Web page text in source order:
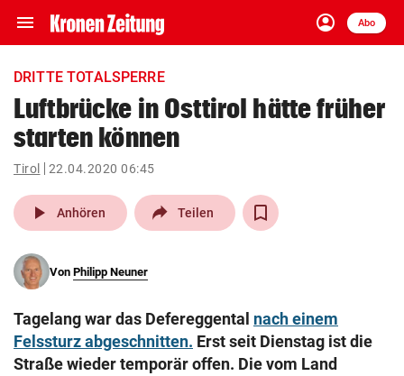
menu Navigation
ein-/ausklappen
account_circle
Anmelden
Abo
close Schließen
account_circle Anmelden
pin_drop
Wien arrow_right
search
eingeben
DRITTE TOTALSPERRE
Luftbrücke in Osttirol hätte früher
starten können
Tirol 22.04.2020 06:45
play_arrow Anhören Teilen
Von Philipp Neuner
Tagelang war das Defereggental nach einem
Felssturz abgeschnitten. Erst seit Dienstag ist die
Straße wieder temporär offen. Die vom Land